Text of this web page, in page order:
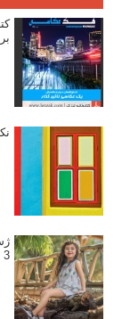
3 نکته ساده برای بهبود عکاسی پرتره